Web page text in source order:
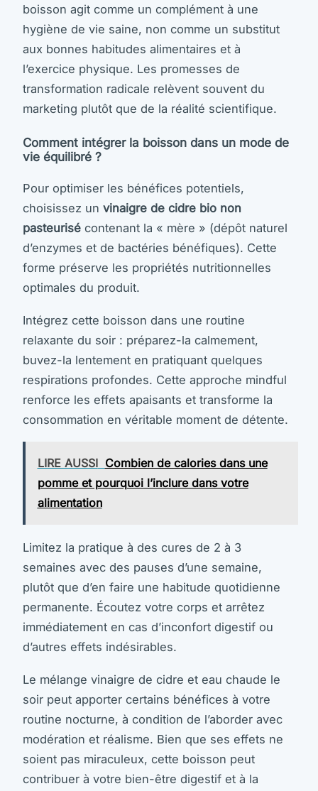
boisson agit comme un complément à une
hygiène de vie saine, non comme un substitut
aux bonnes habitudes alimentaires et à
l’exercice physique. Les promesses de
transformation radicale relèvent souvent du
marketing plutôt que de la réalité scientifique.
Comment intégrer la boisson dans un mode de
vie équilibré ?
Pour optimiser les bénéfices potentiels,
choisissez un vinaigre de cidre bio non
pasteurisé contenant la « mère » (dépôt naturel
d’enzymes et de bactéries bénéfiques). Cette
forme préserve les propriétés nutritionnelles
optimales du produit.
Intégrez cette boisson dans une routine
relaxante du soir : préparez-la calmement,
buvez-la lentement en pratiquant quelques
respirations profondes. Cette approche mindful
renforce les effets apaisants et transforme la
consommation en véritable moment de détente.
LIRE AUSSI Combien de calories dans une
pomme et pourquoi l’inclure dans votre
alimentation
Limitez la pratique à des cures de 2 à 3
semaines avec des pauses d’une semaine,
plutôt que d’en faire une habitude quotidienne
permanente. Écoutez votre corps et arrêtez
immédiatement en cas d’inconfort digestif ou
d’autres effets indésirables.
Le mélange vinaigre de cidre et eau chaude le
soir peut apporter certains bénéfices à votre
routine nocturne, à condition de l’aborder avec
modération et réalisme. Bien que ses effets ne
soient pas miraculeux, cette boisson peut
contribuer à votre bien-être digestif et à la